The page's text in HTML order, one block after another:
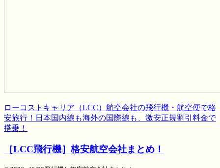
ローコストキャリア（LCC）航空会社の飛行機・航空便で格
安旅行！日本国内線も海外の国際線も、激安正規割引料金で
搭乗！
［LCC飛行機］格安航空会社まとめ！